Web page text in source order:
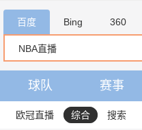
百度 Bing 360
球队 赛事
欧冠直播 综合 搜索